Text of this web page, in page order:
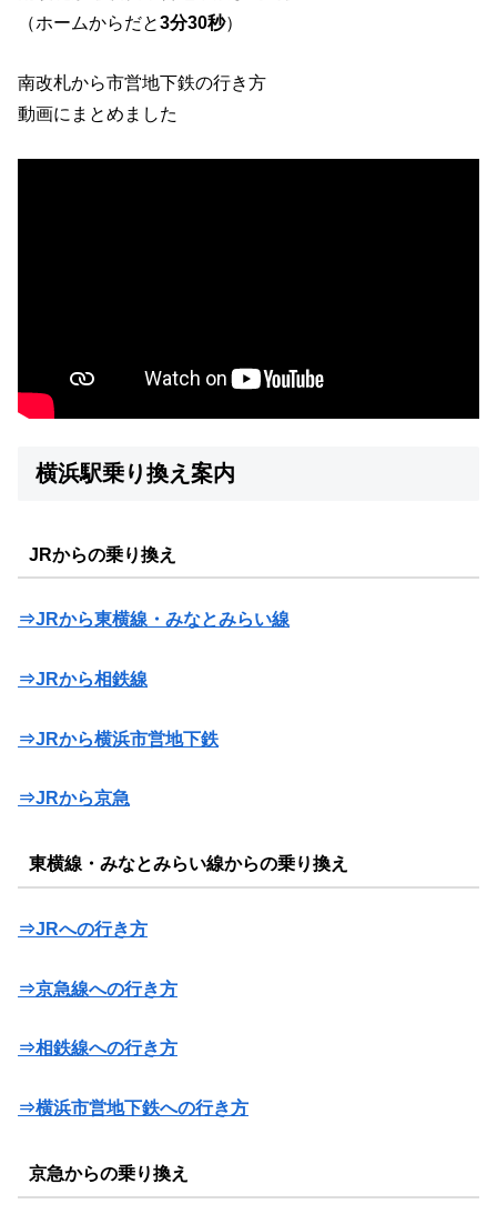
（ホームからだと3分30秒）
南改札から市営地下鉄の行き方
動画にまとめました
横浜駅乗り換え案内
JRからの乗り換え
⇒JRから東横線・みなとみらい線
⇒JRから相鉄線
⇒JRから横浜市営地下鉄
⇒JRから京急
東横線・みなとみらい線からの乗り換え
⇒JRへの行き方
⇒京急線への行き方
⇒相鉄線への行き方
⇒横浜市営地下鉄への行き方
京急からの乗り換え